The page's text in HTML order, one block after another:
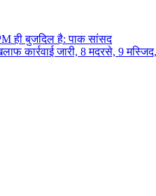
ही बुजदिल है: पाक सांसद
कार्रवाई जारी, 8 मदरसे, 9